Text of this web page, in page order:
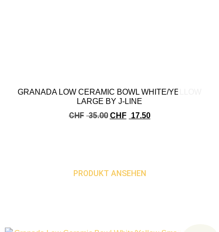
GRANADA LOW CERAMIC BOWL WHITE/YELLOW
LARGE BY J-LINE
CHF 35.00 CHF 17.50
PRODUKT ANSEHEN